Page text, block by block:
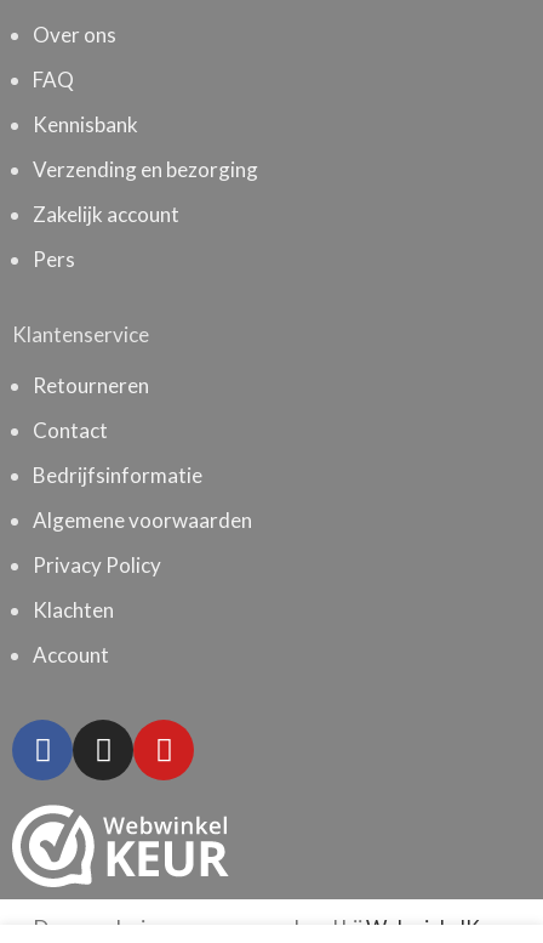
Over ons
FAQ
Kennisbank
Verzending en bezorging
Zakelijk account
Pers
Klantenservice
Retourneren
Contact
Bedrijfsinformatie
Algemene voorwaarden
Privacy Policy
Klachten
Account
De waardering van www.wecho.nl bijWebwinkelKeur